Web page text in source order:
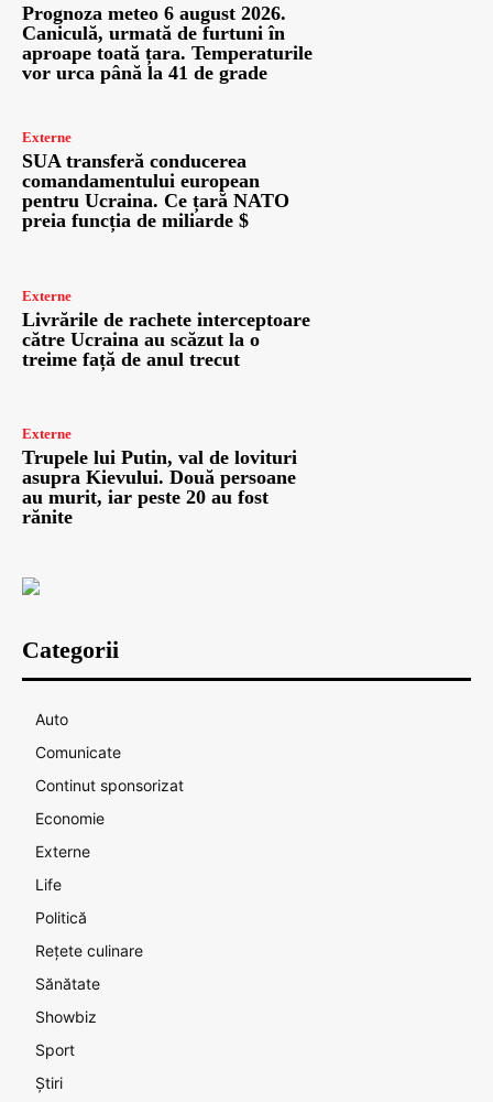
Prognoza meteo 6 august 2026.
Caniculă, urmată de furtuni în
aproape toată țara. Temperaturile
vor urca până la 41 de grade
Externe
SUA transferă conducerea
comandamentului european
pentru Ucraina. Ce țară NATO
preia funcția de miliarde $
Externe
Livrările de rachete interceptoare
către Ucraina au scăzut la o
treime față de anul trecut
Externe
Trupele lui Putin, val de lovituri
asupra Kievului. Două persoane
au murit, iar peste 20 au fost
rănite
Categorii
Auto
Comunicate
Continut sponsorizat
Economie
Externe
Life
Politică
Rețete culinare
Sănătate
Showbiz
Sport
Știri